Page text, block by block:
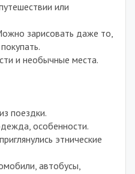
или
зарисовать даже то,
и необычные места.
поездки.
особенности.
этнические
автобусы,